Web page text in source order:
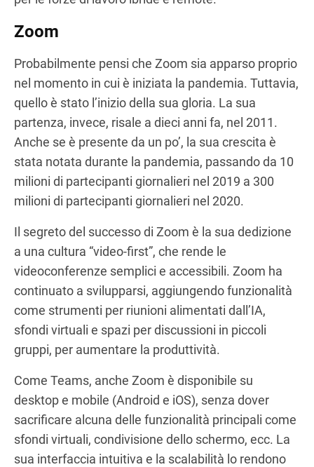
Zoom
Probabilmente pensi che Zoom sia apparso proprio
nel momento in cui è iniziata la pandemia. Tuttavia,
quello è stato l’inizio della sua gloria. La sua
partenza, invece, risale a dieci anni fa, nel 2011.
Anche se è presente da un po’, la sua crescita è
stata notata durante la pandemia, passando da 10
milioni di partecipanti giornalieri nel 2019 a 300
milioni di partecipanti giornalieri nel 2020.
Il segreto del successo di Zoom è la sua dedizione
a una cultura “video-first”, che rende le
videoconferenze semplici e accessibili. Zoom ha
continuato a svilupparsi, aggiungendo funzionalità
come strumenti per riunioni alimentati dall’IA,
sfondi virtuali e spazi per discussioni in piccoli
gruppi, per aumentare la produttività.
Come Teams, anche Zoom è disponibile su
desktop e mobile (Android e iOS), senza dover
sacrificare alcuna delle funzionalità principali come
sfondi virtuali, condivisione dello schermo, ecc. La
sua interfaccia intuitiva e la scalabilità lo rendono